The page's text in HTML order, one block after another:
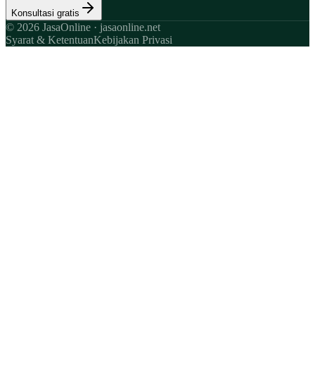
Konsultasi gratis
© 2026 JasaOnline · jasaonline.net
Syarat & KetentuanKebijakan Privasi